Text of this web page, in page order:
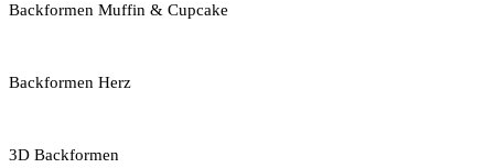
Backformen Muffin & Cupcake
Backformen Herz
3D Backformen